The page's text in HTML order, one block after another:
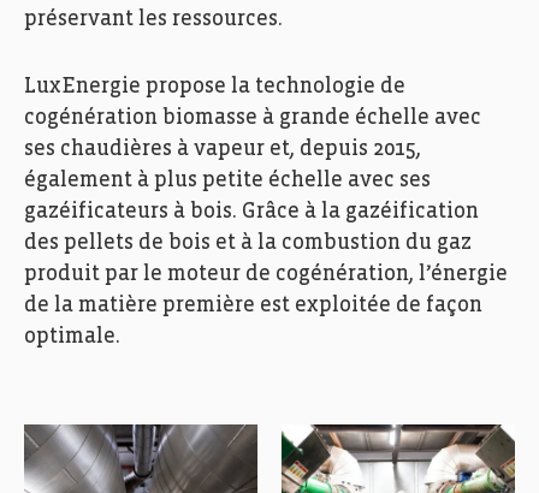
préservant les ressources.
LuxEnergie propose la technologie de
cogénération biomasse à grande échelle avec
ses chaudières à vapeur et, depuis 2015,
également à plus petite échelle avec ses
gazéificateurs à bois. Grâce à la gazéification
des pellets de bois et à la combustion du gaz
produit par le moteur de cogénération, l’énergie
de la matière première est exploitée de façon
optimale.